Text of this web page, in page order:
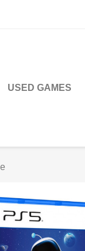
USED GAMES